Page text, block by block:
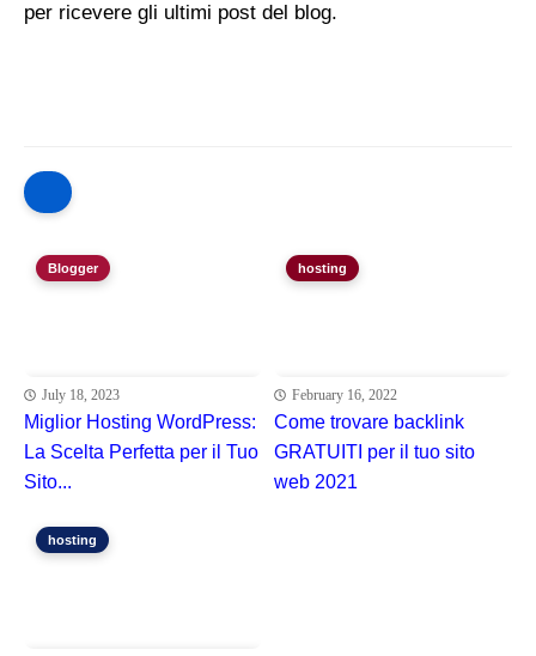
per ricevere gli ultimi post del blog.
Blogger
July 18, 2023
Miglior Hosting WordPress:
La Scelta Perfetta per il Tuo
Sito...
hosting
February 16, 2022
Come trovare backlink
GRATUITI per il tuo sito
web 2021
hosting